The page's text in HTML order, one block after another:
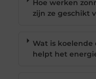
Hoe werken
zijn ze geschikt
Wat is
helpt het